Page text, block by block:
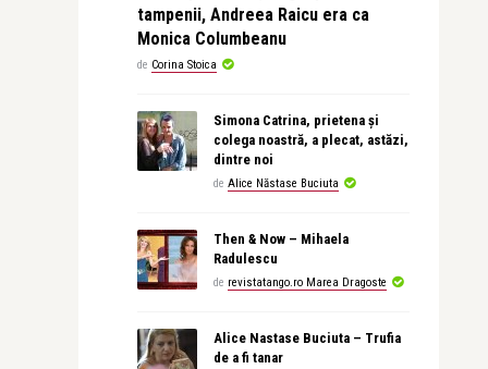
tampenii, Andreea Raicu era ca
Monica Columbeanu
de Corina Stoica
Simona Catrina, prietena și
colega noastră, a plecat, astăzi,
dintre noi
de Alice Năstase Buciuta
Then & Now – Mihaela
Radulescu
de revistatango.ro Marea Dragoste
Alice Nastase Buciuta – Trufia
de a fi tanar